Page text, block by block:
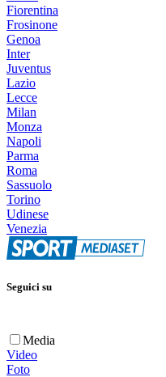
Fiorentina
Frosinone
Genoa
Inter
Juventus
Lazio
Lecce
Milan
Monza
Napoli
Parma
Roma
Sassuolo
Torino
Udinese
Venezia
Seguici su
Media
Video
Foto